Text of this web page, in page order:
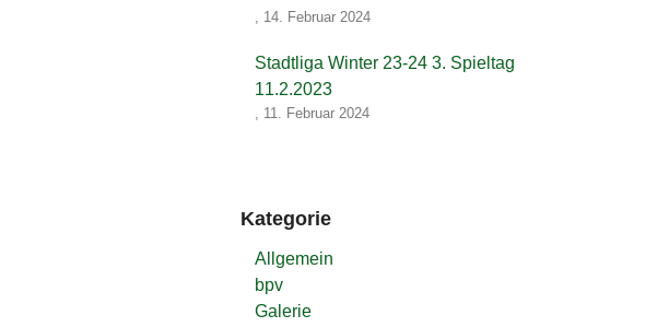
, 14. Februar 2024
Stadtliga Winter 23-24 3. Spieltag
11.2.2023
, 11. Februar 2024
Kategorie
Allgemein
bpv
Galerie